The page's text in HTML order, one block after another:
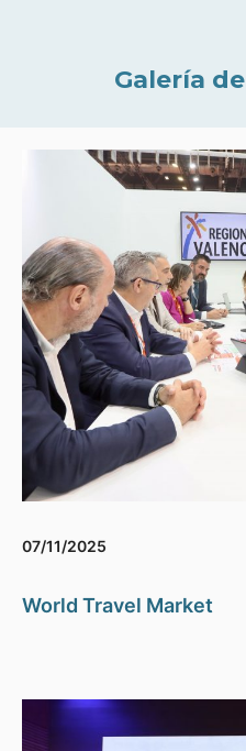
Galería
07/11/2025
World Travel Market